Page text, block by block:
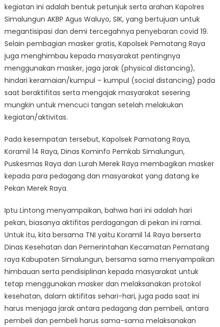
kegiatan ini adalah bentuk petunjuk serta arahan Kapolres
Simalungun AKBP Agus Waluyo, SIK, yang bertujuan untuk
megantisipasi dan demi tercegahnya penyebaran covid 19.
Selain pembagian masker gratis, Kapolsek Pematang Raya
juga menghimbau kepada masyarakat pentingnya
menggunakan masker, jaga jarak (physical distancing),
hindari keramaian/kumpul – kumpul (social distancing) pada
saat beraktifitas serta mengajak masyarakat sesering
mungkin untuk mencuci tangan setelah melakukan
kegiatan/aktivitas.
Pada kesempatan tersebut, Kapolsek Pamatang Raya,
Koramil 14 Raya, Dinas Kominfo Pemkab Simalungun,
Puskesmas Raya dan Lurah Merek Raya membagikan masker
kepada para pedagang dan masyarakat yang datang ke
Pekan Merek Raya.
Iptu Lintong menyampaikan, bahwa hari ini adalah hari
pekan, biasanya aktifitas perdagangan di pekan ini ramai.
Untuk itu, kita bersama TNI yaitu Koramil 14 Raya berserta
Dinas Kesehatan dan Pemerintahan Kecamatan Pematang
raya Kabupaten Simalungun, bersama sama menyampaikan
himbauan serta pendisiplinan kepada masyarakat untuk
tetap menggunakan masker dan melaksanakan protokol
kesehatan, dalam aktifitas sehari-hari, juga pada saat ini
harus menjaga jarak antara pedagang dan pembeli, antara
pembeli dan pembeli harus sama-sama melaksanakan